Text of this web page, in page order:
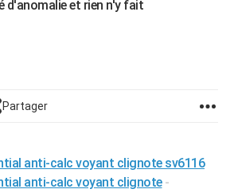
d'anomalie et rien n'y fait
Partager
anti-calc voyant clignote sv6116
anti-calc voyant clignote -